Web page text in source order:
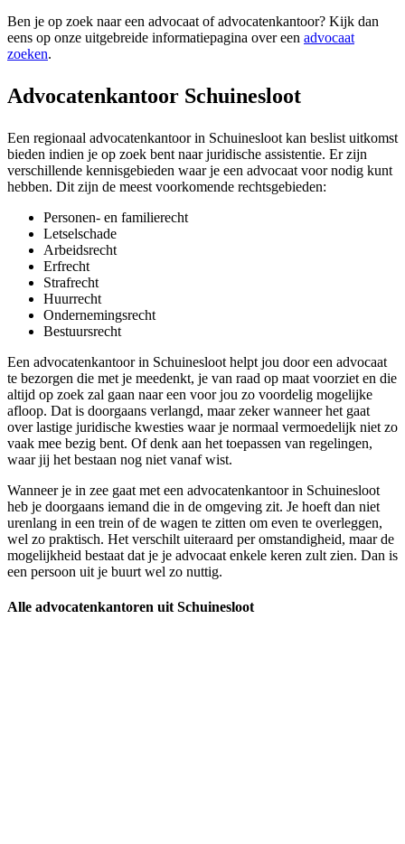
Ben je op zoek naar een advocaat of advocatenkantoor? Kijk dan
eens op onze uitgebreide informatiepagina over een advocaat
zoeken.
Advocatenkantoor Schuinesloot
Een regionaal advocatenkantoor in Schuinesloot kan beslist uitkomst
bieden indien je op zoek bent naar juridische assistentie. Er zijn
verschillende kennisgebieden waar je een advocaat voor nodig kunt
hebben. Dit zijn de meest voorkomende rechtsgebieden:
Personen- en familierecht
Letselschade
Arbeidsrecht
Erfrecht
Strafrecht
Huurrecht
Ondernemingsrecht
Bestuursrecht
Een advocatenkantoor in Schuinesloot helpt jou door een advocaat
te bezorgen die met je meedenkt, je van raad op maat voorziet en die
altijd op zoek zal gaan naar een voor jou zo voordelig mogelijke
afloop. Dat is doorgaans verlangd, maar zeker wanneer het gaat
over lastige juridische kwesties waar je normaal vermoedelijk niet zo
vaak mee bezig bent. Of denk aan het toepassen van regelingen,
waar jij het bestaan nog niet vanaf wist.
Wanneer je in zee gaat met een advocatenkantoor in Schuinesloot
heb je doorgaans iemand die in de omgeving zit. Je hoeft dan niet
urenlang in een trein of de wagen te zitten om even te overleggen,
wel zo praktisch. Het verschilt uiteraard per omstandigheid, maar de
mogelijkheid bestaat dat je je advocaat enkele keren zult zien. Dan is
een persoon uit je buurt wel zo nuttig.
Alle advocatenkantoren uit Schuinesloot